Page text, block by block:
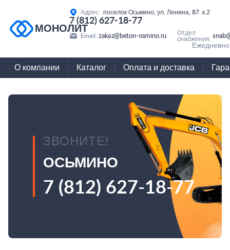
МОНОЛИТ
Адрес: поселок Осьмино, ул. Ленина, 87. к.2
7 (812) 627-18-77
Email: zakaz@beton-osmino.ru
Отдел
снабжения:
О компании Каталог Оплата и доставка
ЗВОНИТЕ!
ОСЬМИНО
7 (812) 627-18-77